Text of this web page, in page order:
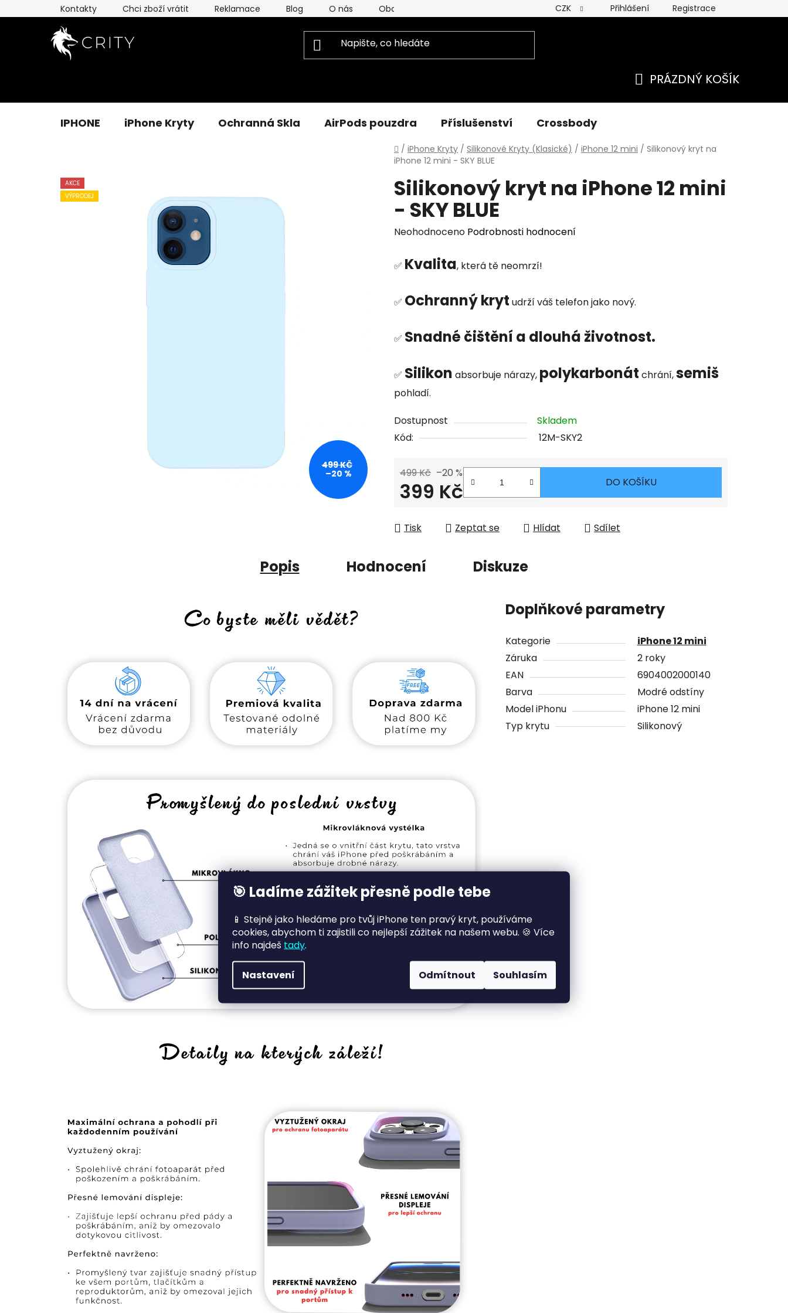
🎯 Ladíme zážitek přesně podle tebe
📱 Stejně jako hledáme pro tvůj iPhone ten pravý kryt, používáme
cookies, abychom ti zajistili co nejlepší zážitek na našem webu. 🍪 Více
info najdeš tady.
Nastavení Odmítnout Souhlasím
na
Kontakty Chci zboží vrátit Reklamace Blog O nás Obchodní Podmínky Podmínky ochrany osobních údajú
CZK Přihlášení Registrace
PRÁZDNÝ KOŠÍK
IPHONE iPhone Kryty Ochranná Skla AirPods pouzdra Příslušenství Crossbody
Domů
/ iPhone Kryty / Silikonové Kryty (Klasické) / iPhone 12 mini / Silikonový kryt na
iPhone 12 mini - SKY BLUE
Silikonový kryt na iPhone 12 mini
- SKY BLUE
Průměrné
produktu
0,0
hvězdiček.
Neohodnoceno Podrobnosti hodnocení
✅ Kvalita, která tě neomrzí!
✅ Ochranný kryt udrží váš telefon jako nový.
✅ Snadné čištění a dlouhá životnost.
✅ Silikon absorbuje nárazy, polykarbonát chrání,semiš
pohladí.
Dostupnost
Skladem
Kód:
12M-SKY2
499 Kč –20 %
399 Kč DO KOŠÍKU
Tisk Zeptat se Hlídat Sdílet
AKCE
VÝPRODEJ
499 KČ
–20 %
Popis Hodnocení Diskuze
Doplňkové parametry
Kategorie
iPhone 12 mini
Záruka
2 roky
EAN
6904002000140
Barva
Modré odstíny
Model iPhonu
iPhone 12 mini
Typ krytu
Silikonový